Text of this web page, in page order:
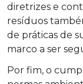
diretrizes e
resíduos
de práticas de
marco a ser
Por fim, o